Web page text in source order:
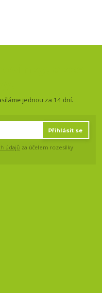
jednou za 14 dní.
Přihlásit se
údajů za účelem rozesílky